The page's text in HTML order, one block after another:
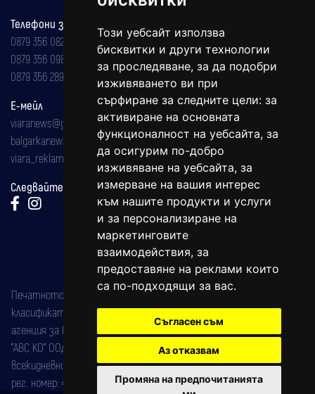
Този уебсайт използва
бисквитки и други технологии
за проследяване, за да подобри
изживяването ви при
сърфиране за следните цели: за
активиране на основната
функционалност на уебсайта, за
да осигурим по-добро
изживяване на уебсайта, за
измерване на вашия интерес
към нашите продукти и услуги
и за персонализиране на
маркетинговите
взаимодействия, за
предоставяне на реклами които
са по-подходящи за вас.
Съгласен съм
Аз отказвам
Промяна на предпочитанията
Телефони за реклама и абонаменти
0879 356 082
0879 356 098
0879 356 289
Е-мейл
viaranews@gmail.com
balgarkanews@gmail.com
viara_reklama@mail.bg
Следвайте ни:
Печатното издание на вестника е регистрирано в националния
класификатор на печатните издания (Българска национална
агенция за ISSN) под номер: ISSN 1312-4722.
"АВС КО" ООД е притежател на марката: Вяра информационен
всекидневник на югозападна България, със свидетелство за марка
рег. номер: 47857/11.05.2004 година.